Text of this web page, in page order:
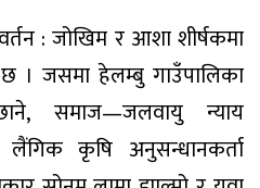
: जोखिम र आशा शीर्षकमा
। जसमा हेलम्बु गाउँपालिका
समाज—जलवायु न्याय
लैंगिक कृषि अनुसन्धानकर्ता